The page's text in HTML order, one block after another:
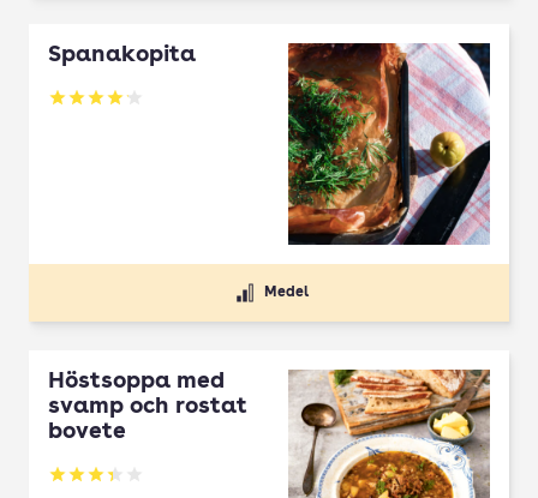
Spanakopita
Betyg: 4.1 av 5
Medel
Höstsoppa med
svamp och rostat
bovete
Betyg: 3.33 av 5